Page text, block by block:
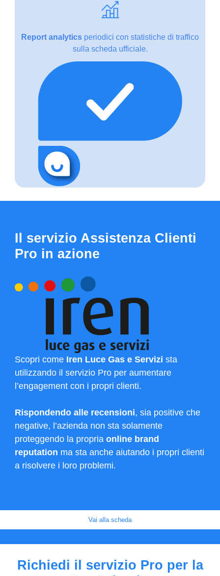
Report analytics periodici con statistiche di traffico
sulla scheda ufficiale.
Il servizio Assistenza Clienti
Pro in azione
Scopri come Iren Luce Gas e Servizi sta
utilizzando il servizio Pro per aumentare
l’engagement con i propri clienti.
Rispondendo alle recensioni, sia positive che
negative, l’azienda non sta solamente
proteggendo la propria online brand
reputation ma sta anche aiutando i propri clienti
a risolvere i loro problemi.
Vai alla scheda
Richiedi il servizio Pro per la